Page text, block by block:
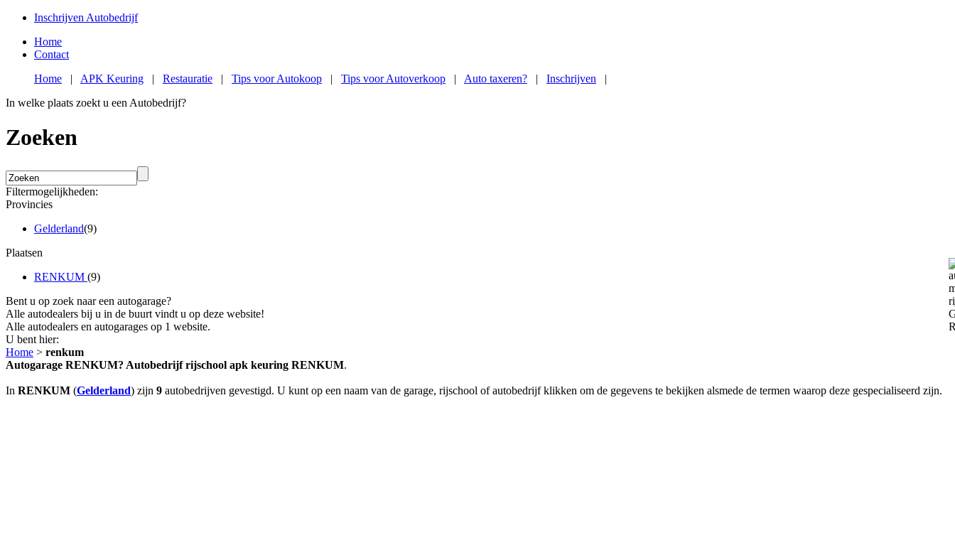
Inschrijven Autobedrijf
Home
Contact
Home | APK Keuring | Restauratie | Tips voor Autokoop | Tips voor Autoverkoop | Auto taxeren? | Inschrijven |
In welke plaats zoekt u een Autobedrijf?
Zoeken
Filtermogelijkheden:
Provincies
Gelderland(9)
Plaatsen
RENKUM (9)
Bent u op zoek naar een autogarage?
Alle autodealers bij u in de buurt vindt u op deze website!
Alle autodealers en autogarages op 1 website.
U bent hier:
Home > renkum
Autogarage RENKUM? Autobedrijf rijschool apk keuring RENKUM.
In RENKUM (Gelderland) zijn 9 autobedrijven gevestigd. U kunt op een naam van de garage, rijschool of autobedrijf klikken om de gegevens te bekijken alsmede de termen waarop deze gespecialiseerd zijn.